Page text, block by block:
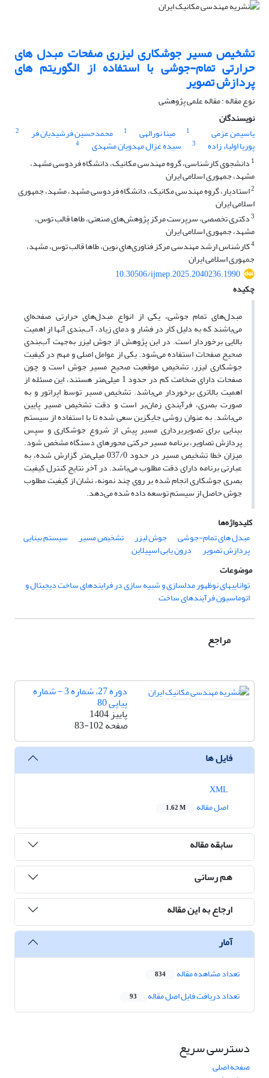
تشخیص مسیر جوشکاری لیزری صفحات مبدل های
حرارتی تمام-جوشی با استفاده از الگوریتم های
پردازش تصویر
نوع مقاله : مقاله علمی پژوهشی
نویسندگان
یاسیمن عزمی
1 مینا نورالهی 1 محمدحسین فرشیدیان فر 2
پوریا اولیاء زاده 3 سیده غزال مهدویان مشهدی
4
1 دانشجوی کارشناسی، گروه مهندسی مکانیک، دانشگاه فردوسی مشهد،
مشهد، جمهوری اسلامی ایران
2استادیار، گروه مهندسی مکانیک، دانشگاه فردوسی مشهد، مشهد، جمهوری
اسلامی ایران
3دکتری تخصصی، سرپرست مرکز پژوهش‌های صنعتی، طاها قالب توس،
مشهد، جمهوری اسلامی ایران
4کارشناس ارشد مهندسی مرکز فناوری‌های نوین، طاها قالب توس، مشهد،
جمهوری اسلامی ایران
10.30506/ijmep.2025.2040236.1990
چکیده
مبدل‌های تمام جوشی، یکی از انواع مبدل‌های حرارتی صفحه‌ای
می‌باشند که به دلیل کار در فشار و دمای زیاد، آب‌بندی آنها از اهمیت
بالایی برخوردار است. در این پژوهش از جوش لیزر به‌جهت آب‌بندی
صحیح صفحات استفاده می‌شود. یکی از عوامل اصلی و مهم در کیفیت
جوشکاری لیزر، تشخیص موقعیت صحیح مسیر جوش است و چون
صفحات دارای ضخامت کم در حدود 1 میلی‌متر هستند، این مسئله از
اهمیت بالاتری برخوردار می‌باشد. تشخیص مسیر توسط اپراتور و به
صورت بصری، فرآیندی زمان‌بر است و دقت تشخیص مسیر پایین
می‌باشد. به عنوان روشی جایگزین سعی شده تا با استفاده از سیستم
بینایی برای تصویربرداری مسیر پیش از شروع جوشکاری و سپس
پردازش تصاویر، برنامه‌ مسیر حرکتی محورهای دستگاه مشخص شود.
میزان خطا تشخیص مسیر در حدود 037/0 میلی‌متر گزارش شده، به
عبارتی برنامه دارای دقت مطلوب می‌باشد. در آخر نتایج کنترل کیفیت
بصری جوشکاری انجام شده بر ‌روی چند نمونه، نشان از کیفیت مطلوب
جوش حاصل از سیستم توسعه داده شده می‎‌دهد.
کلیدواژه‌ها
مبدل‌ های تمام-‌جوشی
جوش لیزر تشخیص مسیر سیستم بینایی
پردازش تصویر
درون‌ یابی اسپیلاین
موضوعات
تواناییهای نوظهور مدلسازی و شبیه سازی در فرایندهای ساخت دیجیتال و
اتوماسیون فرآیندهای ساخت
مراجع
دوره 27، شماره 3 - شماره
پیاپی 80
پاییز 1404
صفحه83-102
فایل ها
اصل مقاله
1.62 M
سابقه مقاله
هم رسانی
ارجاع به این مقاله
آمار
تعداد مشاهده مقاله 834
تعداد دریافت فایل اصل مقاله 93
دسترسی سریع
صفحه اصلی